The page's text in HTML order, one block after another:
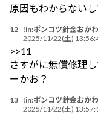
原因もわからない
12 !in:ポンコツ針金おか
2025/11/22(土)
>>11
さすがに無償修理
ーかお？
13 !in:ポンコツ針金おか
2025/11/22(土)